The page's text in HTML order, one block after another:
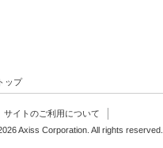
ップ
サイトのご利用について
Axiss Corporation. All rights reserved.